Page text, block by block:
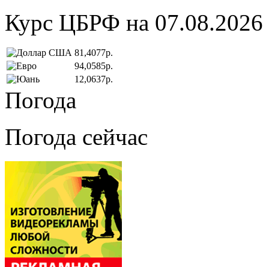
Курс ЦБРФ на 07.08.2026
81,4077р.
94,0585р.
12,0637р.
Погода
Погода сейчас